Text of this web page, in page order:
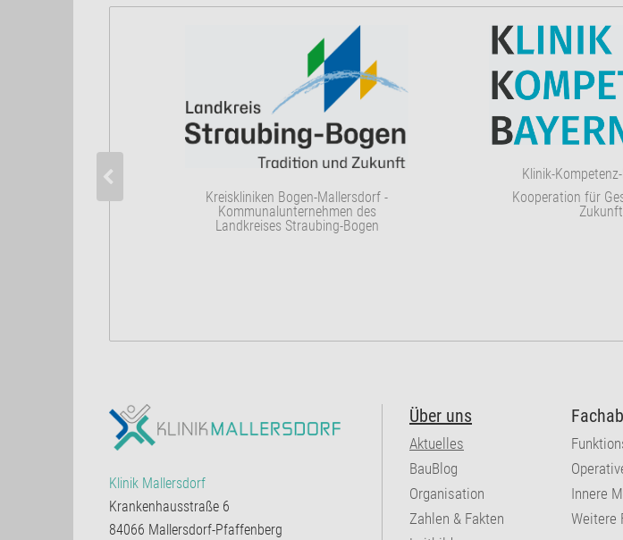
Kreiskliniken Bogen-Mallersdorf -
Kommunalunternehmen des
Landkreises Straubing-Bogen
Klinik-
Kooperation für
Zukunft
Klinik Mallersdorf
Krankenhausstraße 6
84066 Mallersdorf-Pfaffenberg
Über uns
Aktuelles
BauBlog
Organisation
Zahlen & Fakten
Innere
Weitere